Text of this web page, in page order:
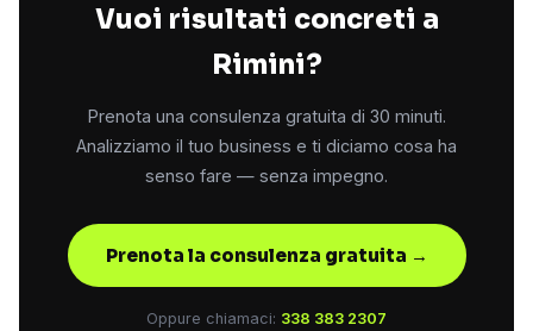
Vuoi risultati concreti a
Rimini?
Prenota una consulenza gratuita di 30 minuti.
Analizziamo il tuo business e ti diciamo cosa ha
senso fare — senza impegno.
Prenota la consulenza gratuita →
Oppure chiamaci: 338 383 2307